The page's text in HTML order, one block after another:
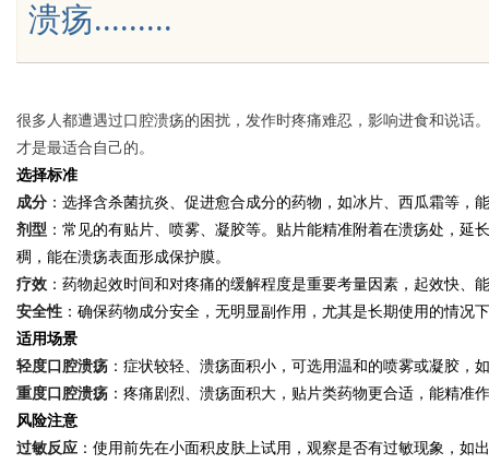
Bo
ar
溃疡.........
很多人都遭遇过口腔溃疡的困扰，发作时疼痛难忍，影响进食和说话
才是最适合自己的。
选择标准
成分 ：选择含杀菌抗炎、促进愈合成分的药物，如冰片、西瓜霜等，
剂型 ：常见的有贴片、喷雾、凝胶等。贴片能精准附着在溃疡处，
稠，能在溃疡表面形成保护膜。
疗效 ：药物起效时间和对疼痛的缓解程度是重要考量因素，起效快、
安全性 ：确保药物成分安全，无明显副作用，尤其是长期使用的情况
适用场景
轻度口腔溃疡 ：症状较轻、溃疡面积小，可选用温和的喷雾或凝胶，
重度口腔溃疡 ：疼痛剧烈、溃疡面积大，贴片类药物更合适，能精准
风险注意
过敏反应 ：使用前先在小面积皮肤上试用，观察是否有过敏现象，如